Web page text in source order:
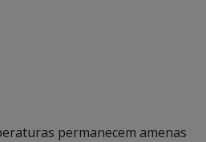
permanecem amenas